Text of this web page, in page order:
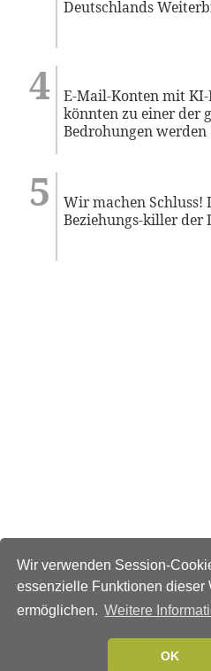
Wir verwenden Session-
essenzielle Funktionen dieser
ermöglichen. Weitere
OK
Deutschlands
E-Mail-Konten mit
könnten zu einer der
Bedrohungen werden
Wir machen Schluss!
Beziehungs-killer der